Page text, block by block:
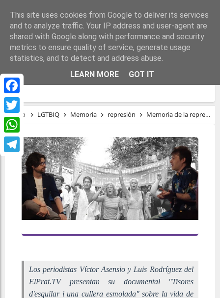
Facebook
Twitter
WhatsApp
Telegram
MEMORIA DE LA REPRESIÓN Y LA
RESISTENCIA LGTBI EN BARCELONA
Inicio LGTBIQ Memoria represión Memoria de la represión y la resistencia LGTBI en Barcelona
Los periodistas Víctor Asensio y Luis Rodríguez del
ElPrat.TV presentan su documental "Tisores
d'esquilar i una cullera esmolada" sobre la vida de
This site uses cookies from Google to deliver its services
and to analyze traffic. Your IP address and user-agent are
shared with Google along with performance and security
metrics to ensure quality of service, generate usage
statistics, and to detect and address abuse.
LEARN MORE
GOT IT